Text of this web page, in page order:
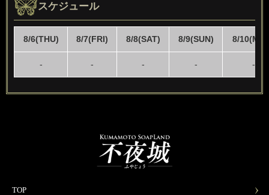
スケジュール
8/6(THU) 8/7(FRI) 8/8(SAT) 8/9(SUN) 8/
- - - - -
TOP